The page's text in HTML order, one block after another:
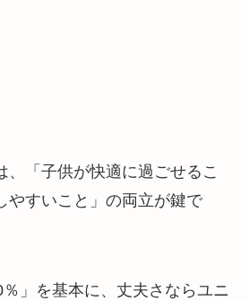
、「子供が快適に過ごせるこ
やすいこと」の両立が鍵で
」を基本に、丈夫さならユニ